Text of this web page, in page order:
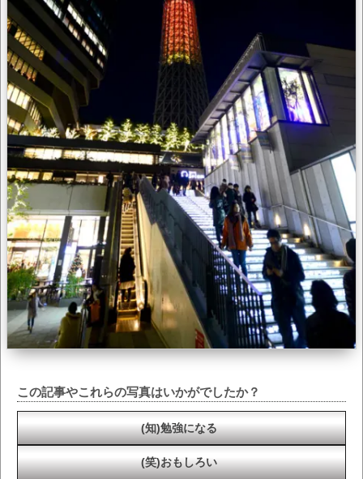
この記事やこれらの写真はいかがでしたか？
(知)勉強になる
(笑)おもしろい